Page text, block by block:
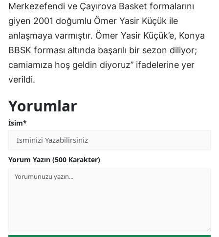
Eskişehir
Gaziantep
Giresun
Gümüşhane
Merkezefendi ve Çayırova Basket formalarını
giyen 2001 doğumlu Ömer Yasir Küçük ile
anlaşmaya varmıştır. Ömer Yasir Küçük’e, Konya
BBSK forması altında başarılı bir sezon diliyor;
camiamıza hoş geldin diyoruz’’ ifadelerine yer
verildi.
Yorumlar
İsim*
Yorum Yazın (500 Karakter)